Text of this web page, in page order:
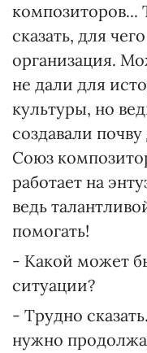
композиторов...
сказать, для
организация.
не дали для
культуры, но
создавали
Союз
работает на
ведь
помогать!
- Какой может
ситуации?
- Трудно
нужно